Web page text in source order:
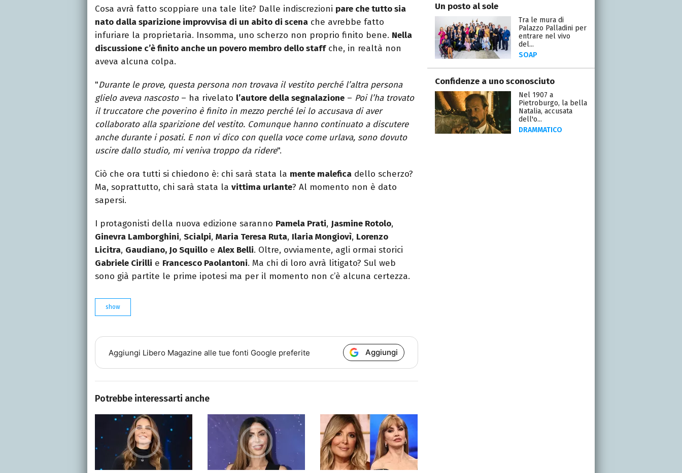
Cosa avrà fatto scoppiare una tale lite? Dalle indiscrezioni pare che tutto sia
nato dalla sparizione improvvisa di un abito di scena che avrebbe fatto
infuriare la proprietaria. Insomma, uno scherzo non proprio finito bene. Nella
discussione c’è finito anche un povero membro dello staffche, in realtà non
aveva alcuna colpa.
"Durante le prove, questa persona non trovava il vestito perché l’altra persona
glielo aveva nascosto– ha rivelato l’autore della segnalazione – Poi l’ha trovato
il truccatore che poverino è finito in mezzo perché lei lo accusava di aver
collaborato alla sparizione del vestito. Comunque hanno continuato a discutere
anche durante i posati. E non vi dico con quella voce come urlava, sono dovuto
uscire dallo studio, mi veniva troppo da ridere".
Ciò che ora tutti si chiedono è: chi sarà stata la mente malefica dello scherzo?
Ma, soprattutto, chi sarà stata la vittima urlante? Al momento non è dato
sapersi.
I protagonisti della nuova edizione saranno Pamela Prati, Jasmine Rotolo,
Ginevra Lamborghini, Scialpi, Maria Teresa Ruta, Ilaria Mongiovì, Lorenzo
Licitra, Gaudiano, Jo Squillo e Alex Belli. Oltre, ovviamente, agli ormai storici
Gabriele Cirilli e Francesco Paolantoni. Ma chi di loro avrà litigato? Sul web
sono già partite le prime ipotesi ma per il momento non c’è alcuna certezza.
show
Aggiungi Libero Magazine alle tue fonti Google preferite Aggiungi
Potrebbe interessarti anche
Un posto al sole
Tra le mura di
Palazzo Palladini per
entrare nel vivo
del...
SOAP
Confidenze a uno sconosciuto
Nel 1907 a
Pietroburgo, la bella
Natalia, accusata
dell'o...
DRAMMATICO